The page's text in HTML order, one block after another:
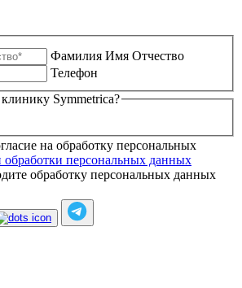
Фамилия Имя Отчество
Телефон
Вы уже посещали клинику Symmetrica?
на обработку персональных
обработки персональных данных
обработку персональных данных